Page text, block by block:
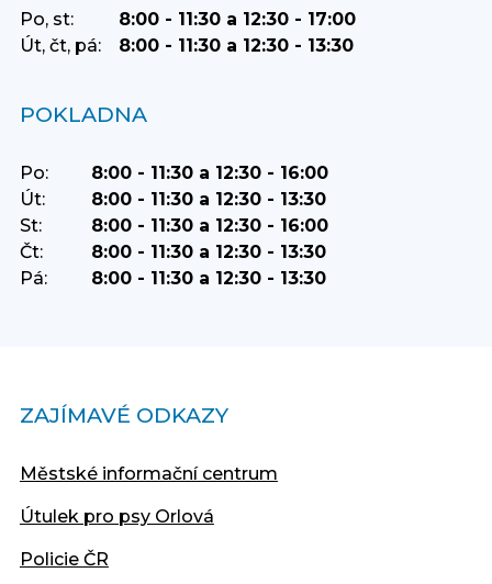
Po, st:
8:00 - 11:30 a 12:30 - 17:00
Út, čt, pá:
8:00 - 11:30 a 12:30 - 13:30
POKLADNA
Po:
8:00 - 11:30 a 12:30 - 16:00
Út:
8:00 - 11:30 a 12:30 - 13:30
St:
8:00 - 11:30 a 12:30 - 16:00
Čt:
8:00 - 11:30 a 12:30 - 13:30
Pá:
8:00 - 11:30 a 12:30 - 13:30
ZAJÍMAVÉ ODKAZY
Městské informační centrum
Útulek pro psy Orlová
Policie ČR